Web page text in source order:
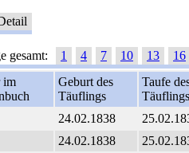
gesamt: 1 4 7 10 13
16
im
Geburt des
Täuflings
Taufe
Täuflings
24.02.1838
24.02.1838